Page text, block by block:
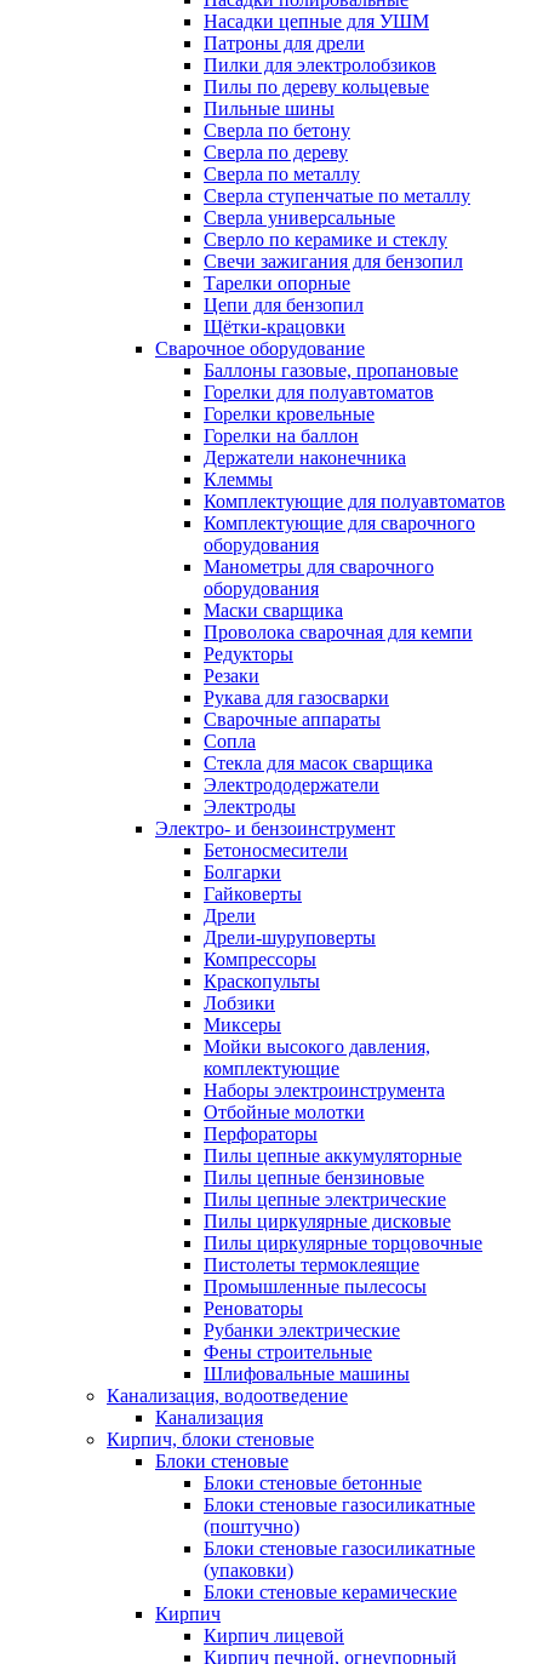
Насадки цепные для УШМ
Патроны для дрели
Пилки для электролобзиков
Пилы по дереву кольцевые
Пильные шины
Сверла по бетону
Сверла по дереву
Сверла по металлу
Сверла ступенчатые по металлу
Сверла универсальные
Сверло по керамике и стеклу
Свечи зажигания для бензопил
Тарелки опорные
Цепи для бензопил
Щётки-крацовки
Сварочное оборудование
Баллоны газовые, пропановые
Горелки для полуавтоматов
Горелки кровельные
Горелки на баллон
Держатели наконечника
Клеммы
Комплектующие для полуавтоматов
Комплектующие для сварочного
оборудования
Манометры для сварочного
оборудования
Маски сварщика
Проволока сварочная для кемпи
Редукторы
Резаки
Рукава для газосварки
Сварочные аппараты
Сопла
Стекла для масок сварщика
Электрододержатели
Электроды
Электро- и бензоинструмент
Бетоносмесители
Болгарки
Гайковерты
Дрели
Дрели-шуруповерты
Компрессоры
Краскопульты
Лобзики
Миксеры
Мойки высокого давления,
комплектующие
Наборы электроинструмента
Отбойные молотки
Перфораторы
Пилы цепные аккумуляторные
Пилы цепные бензиновые
Пилы цепные электрические
Пилы циркулярные дисковые
Пилы циркулярные торцовочные
Пистолеты термоклеящие
Промышленные пылесосы
Реноваторы
Рубанки электрические
Фены строительные
Шлифовальные машины
Канализация, водоотведение
Канализация
Кирпич, блоки стеновые
Блоки стеновые
Блоки стеновые бетонные
Блоки стеновые газосиликатные
(поштучно)
Блоки стеновые газосиликатные
(упаковки)
Блоки стеновые керамические
Кирпич
Кирпич лицевой
Кирпич печной, огнеупорный